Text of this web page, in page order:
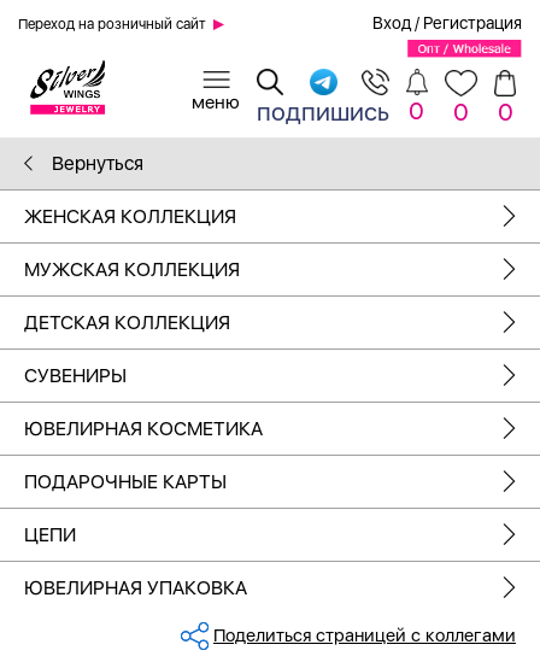
Переход на розничный сайт Вход / Регистрация
подпишись 0 0 0
Вернуться
ЖЕНСКАЯ КОЛЛЕКЦИЯ
МУЖСКАЯ КОЛЛЕКЦИЯ
ДЕТСКАЯ КОЛЛЕКЦИЯ
СУВЕНИРЫ
ЮВЕЛИРНАЯ КОСМЕТИКА
ПОДАРОЧНЫЕ КАРТЫ
ЦЕПИ
ЮВЕЛИРНАЯ УПАКОВКА
Поделиться страницей с коллегами